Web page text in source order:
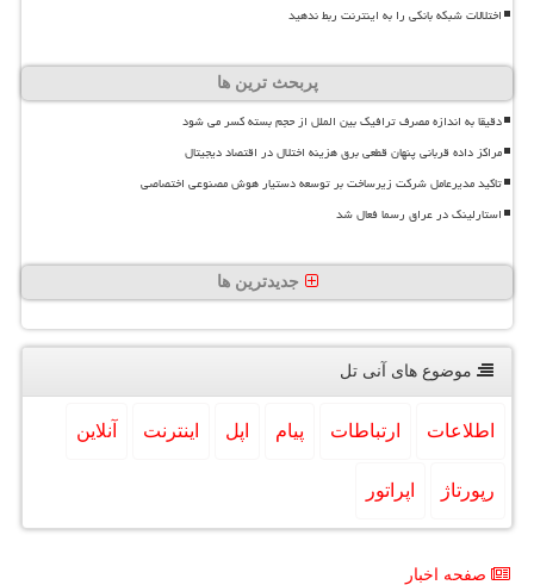
اختلالات شبکه بانکی را به اینترنت ربط ندهید
پربحث ترین ها
دقیقا به اندازه مصرف ترافیک بین الملل از حجم بسته کسر می شود
مراکز داده قربانی پنهان قطعی برق هزینه اختلال در اقتصاد دیجیتال
تاکید مدیرعامل شرکت زیرساخت بر توسعه دستیار هوش مصنوعی اختصاصی
استارلینک در عراق رسما فعال شد
جدیدترین ها
موضوع های آنی تل
اطلاعات ارتباطات پیام اپل اینترنت آنلاین
رپورتاژ اپراتور
صفحه اخبار